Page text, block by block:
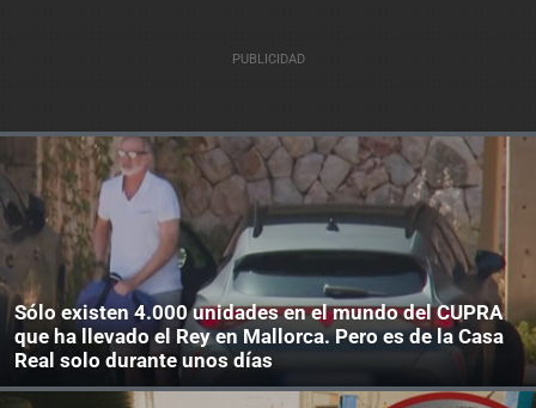
Sólo existen 4.000 unidades en el mundo del CUPRA
que ha llevado el Rey en Mallorca. Pero es de la Casa
Real solo durante unos días